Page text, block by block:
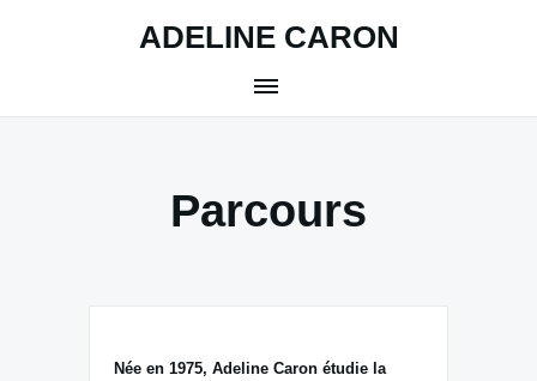
ADELINE CARON
Parcours
Née en 1975, Adeline Caron étudie la